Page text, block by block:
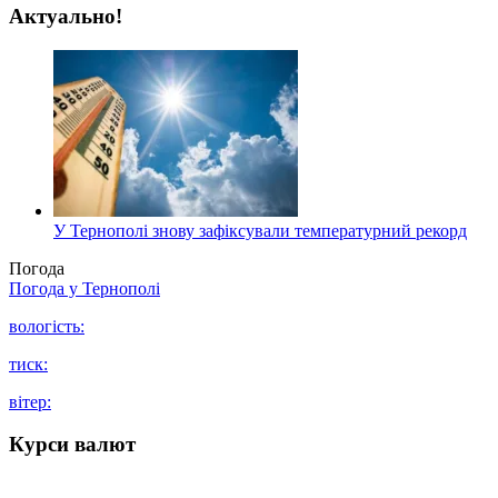
Актуально!
У Тернополі знову зафіксували температурний рекорд
Погода
Погода у Тернополі
вологість:
тиск:
вітер:
Курси валют